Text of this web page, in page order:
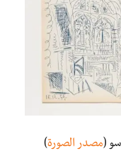
مصدر الصورة)